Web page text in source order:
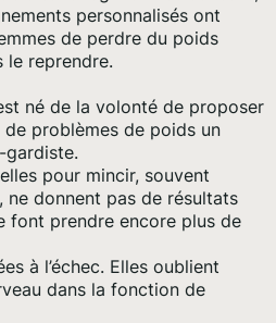
personnalisés ont
de perdre du poids
le reprendre.
né de la volonté de proposer
problèmes de poids un
gardiste.
pour mincir, souvent
ne donnent pas de résultats
font prendre encore plus de
à l’échec. Elles oublient
dans la fonction de